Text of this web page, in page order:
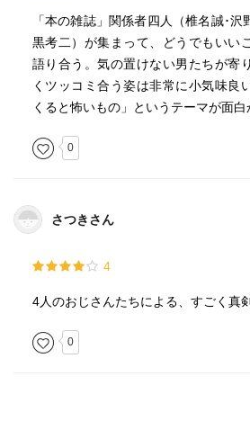
「本の雑誌」関係者四人（椎名誠･沢
黒考二）が集まって、どうでもいい
語り合う。気の置けない男たちが寄
くツッコミ合う姿は非常に小気味良
くると怖いもの」というテーマが面白
0
さつきさん
4
4人のおじさんたちによる、すごく真
0